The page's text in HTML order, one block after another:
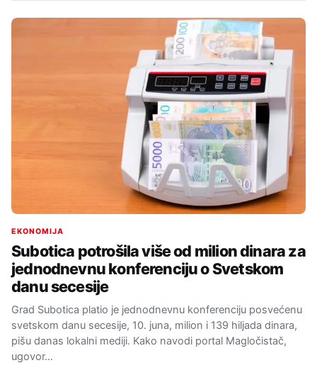
EKONOMIJA
Subotica potrošila više od milion dinara za
jednodnevnu konferenciju o Svetskom
danu secesije
Grad Subotica platio je jednodnevnu konferenciju posvećenu
svetskom danu secesije, 10. juna, milion i 139 hiljada dinara,
pišu danas lokalni mediji. Kako navodi portal Magločistač,
ugovor…